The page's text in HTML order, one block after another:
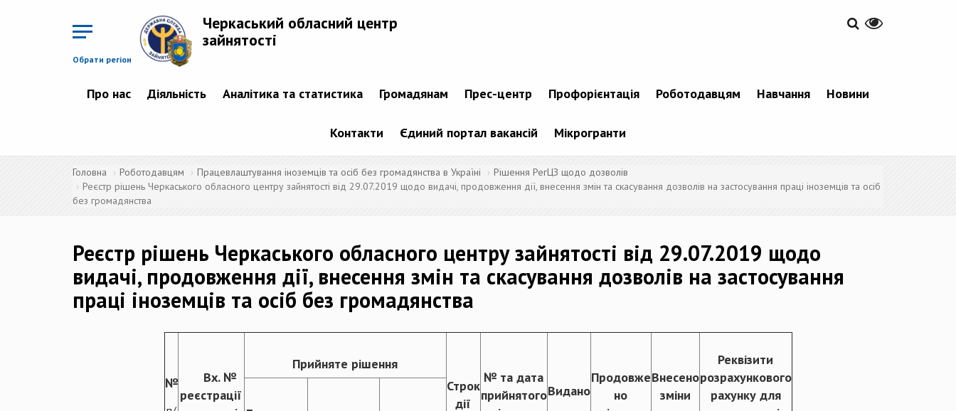
Обрати регіон
Черкаський обласний центр
зайнятості
Про нас Діяльність Аналітика та статистика Громадянам Прес-центр Профорієнтація Роботодавцям Навчання Новини
Контакти Єдиний портал вакансій Мікрогранти
Головна Роботодавцям Працевлаштування іноземців та осіб без громадянства в Україні
Рішення РегЦЗ щодо дозволів
Реєстр рішень Черкаського обласного центру зайнятості від 29.07.2019 щодо видачі, продовження дії, внесення змін та скасування дозволів на застосування праці іноземців та осіб
без громадянства
Реєстр рішень Черкаського обласного центру зайнятості від 29.07.2019 щодо
видачі, продовження дії, внесення змін та скасування дозволів на застосування
праці іноземців та осіб без громадянства
№
Вх. №
реєстрації
Прийняте рішення
Строк
дії
№ та дата
прийнятогоВидано
Продовже
но
Внесено
зміни
Реквізити
розрахункового
рахунку для